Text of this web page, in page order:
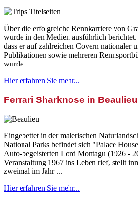
Über die erfolgreiche Rennkarriere von
wurde in den Medien ausführlich
dass er auf zahlreichen Covern nationaler
Publikationen sowie mehreren
wurde...
Hier erfahren Sie mehr...
Ferrari Sharknose in Beaulieu
Eingebettet in der malerischen
National Parks befindet sich "Palace
Auto-begeisterten Lord Montagu (1926 -
Veranstaltung 1967 ins Leben rief, stellt
zweimal im Jahr ...
Hier erfahren Sie mehr...